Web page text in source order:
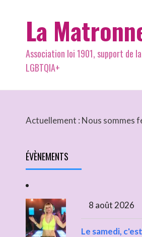
La
Association loi 1901, support de
LGBTQIA+
Actuellement : Nous sommes
ÉVÈNEMENTS
8 août 2026
Le samedi,